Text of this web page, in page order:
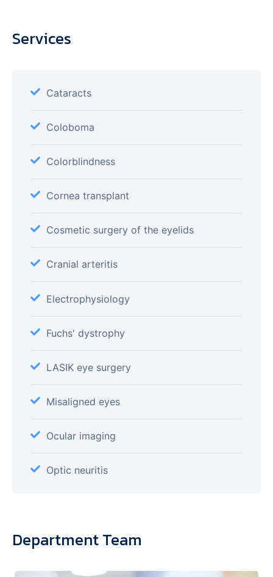
Services
Cataracts
Coloboma
Colorblindness
Cornea transplant
Cosmetic surgery of the eyelids
Cranial arteritis
Electrophysiology
Fuchs' dystrophy
LASIK eye surgery
Misaligned eyes
Ocular imaging
Optic neuritis
Department Team